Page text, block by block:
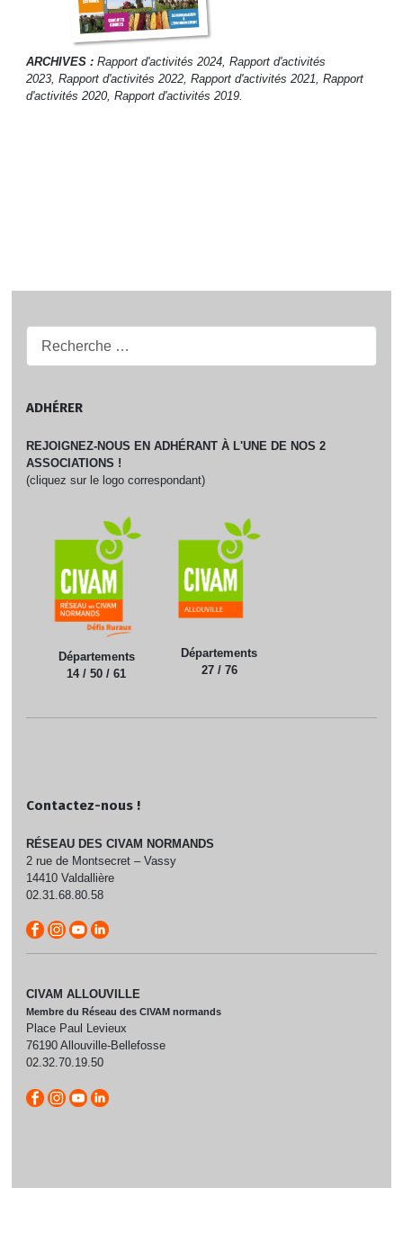
ADHÉRER
REJOIGNEZ-NOUS EN ADHÉRANT À L'UNE DE NOS 2
ASSOCIATIONS !
(cliquez sur le logo correspondant)
Départements
14 / 50 / 61
Départements
27 / 76
Contactez-nous !
RÉSEAU DES CIVAM NORMANDS
2 rue de Montsecret – Vassy
14410 Valdallière
02.31.68.80.58
CIVAM ALLOUVILLE
Membre du Réseau des CIVAM normands
Place Paul Levieux
76190 Allouville-Bellefosse
02.32.70.19.50
ARCHIVES : Rapport d'activités 2024, Rapport d'activités
2023, Rapport d'activités 2022, Rapport d'activités 2021, Rapport
d'activités 2020, Rapport d'activités 2019.